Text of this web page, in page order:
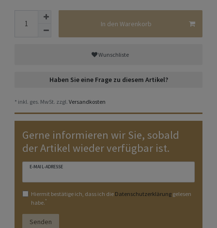
In den Warenkorb
Wunschliste
Haben Sie eine Frage zu diesem Artikel?
* inkl. ges. MwSt. zzgl. Versandkosten
Gerne informieren wir Sie, sobald
der Artikel wieder verfügbar ist.
E-MAIL-ADRESSE
Hiermit bestätige ich, dass ich die Daten­schutz­erklärunggelesen
habe.*
Senden